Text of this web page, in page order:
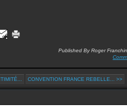
Published By Roger
CONVENTION FRANCE REBELLE... >>